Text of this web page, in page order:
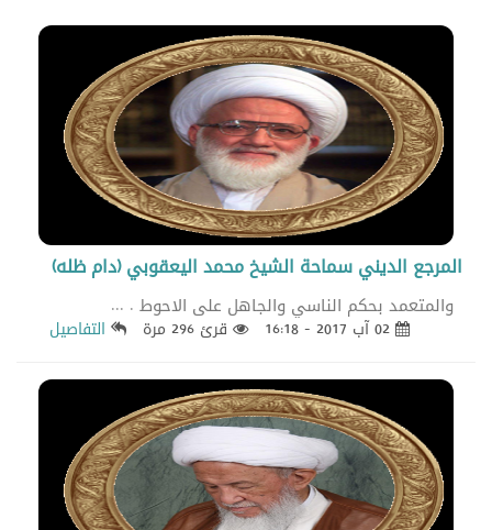
المرجع الديني سماحة الشيخ محمد اليعقوبي (دام ظله)
والمتعمد بحكم الناسي والجاهل على الاحوط . ...
قرئ 296 مرة التفاصيل